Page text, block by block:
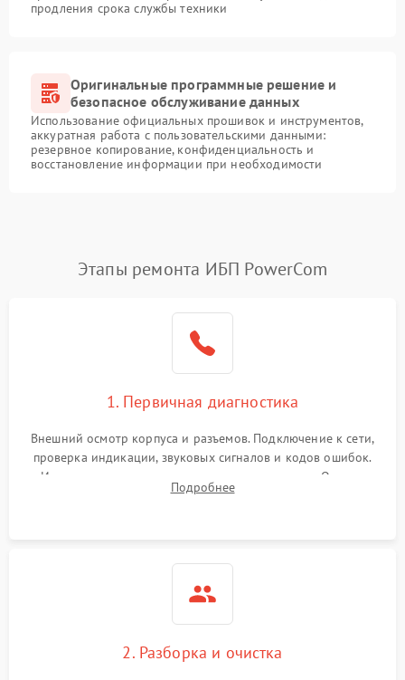
продления срока службы техники
Оригинальные программные решение и
безопасное обслуживание данных
Использование официальных прошивок и инструментов,
аккуратная работа с пользовательскими данными:
резервное копирование, конфиденциальность и
восстановление информации при необходимости
Этапы ремонта ИБП PowerCom
1. Первичная диагностика
Внешний осмотр корпуса и разъемов. Подключение к сети,
проверка индикации, звуковых сигналов и кодов ошибок.
Измерение входного и выходного напряжения. Оценка
реакции ИБП на отключение основного питания без
Подробнее
2. Разборка и очистка